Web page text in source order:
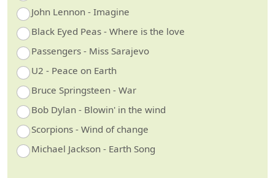
John Lennon - Imagine
Black Eyed Peas - Where is the love
Passengers - Miss Sarajevo
U2 - Peace on Earth
Bruce Springsteen - War
Bob Dylan - Blowin' in the wind
Scorpions - Wind of change
Michael Jackson - Earth Song